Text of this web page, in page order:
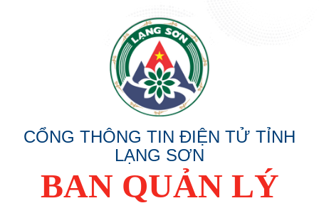
CỔNG THÔNG TIN ĐIỆN TỬ TỈNH
LẠNG SƠN
BAN QUẢN LÝ